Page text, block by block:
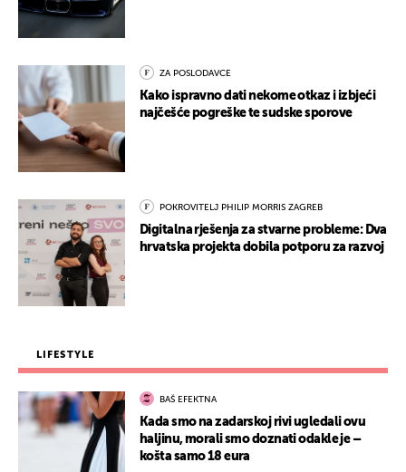
ZA POSLODAVCE
Kako ispravno dati nekome otkaz i izbjeći
najčešće pogreške te sudske sporove
POKROVITELJ PHILIP MORRIS ZAGREB
Digitalna rješenja za stvarne probleme: Dva
hrvatska projekta dobila potporu za razvoj
LIFESTYLE
BAŠ EFEKTNA
Kada smo na zadarskoj rivi ugledali ovu
haljinu, morali smo doznati odakle je –
košta samo 18 eura